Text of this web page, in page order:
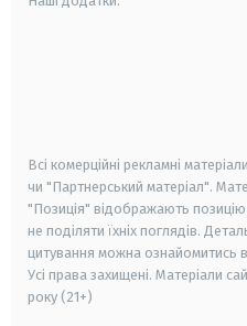
Всі комерційні рекламні
чи "Партнерський матеріал".
"Позиція" відображають
не поділяти їхніх поглядів.
цитування можна ознайомитись
Усі права захищені. Матеріали
року (21+)